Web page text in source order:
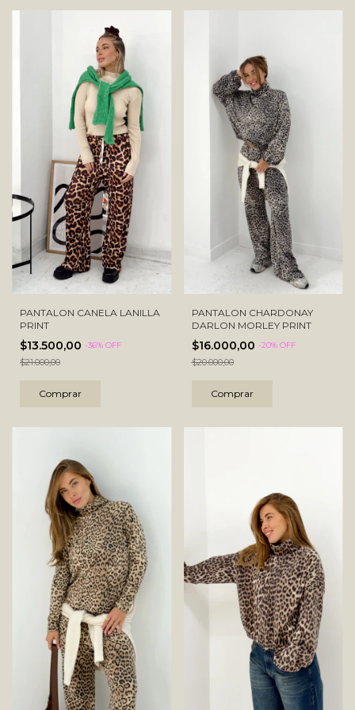
PANTALON CANELA LANILLA
PRINT
$13.500,00 -36% OFF
$21.000,00
Comprar
PANTALON CHARDONAY
DARLON MORLEY PRINT
$16.000,00 -20% OFF
$20.000,00
Comprar